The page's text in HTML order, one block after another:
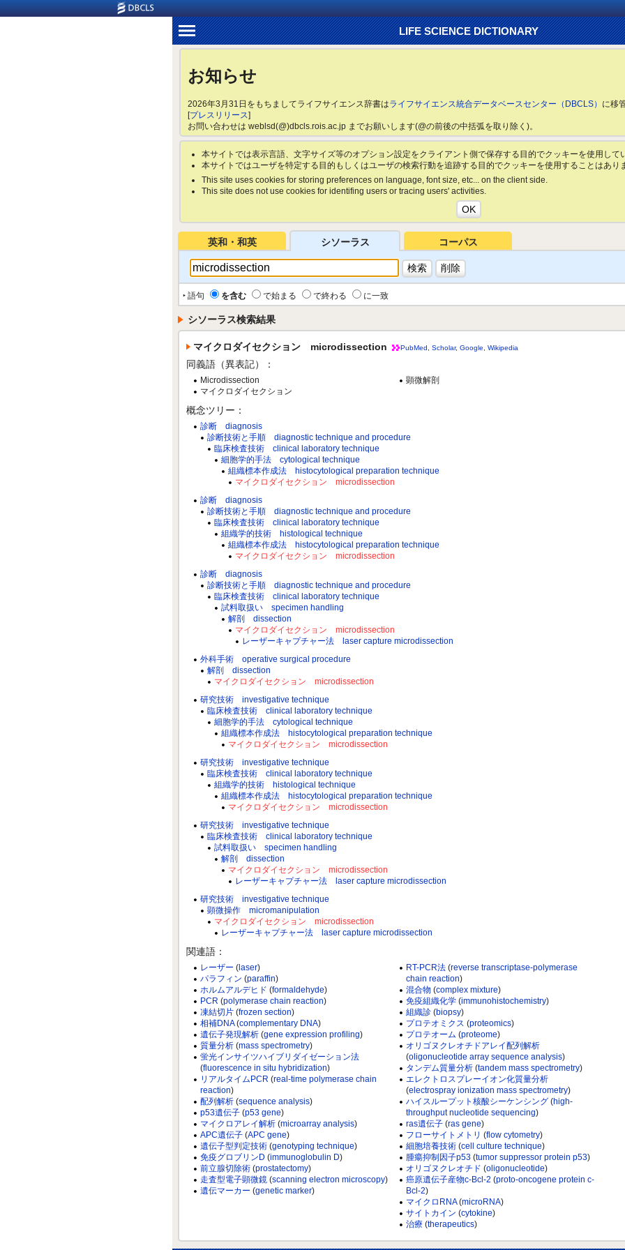
LIFE SCIENCE DICTIONARY
お知らせ
2026年3月31日をもちましてライフサイエンス辞書はライフサイエンス統合データベースセンター（DBCLS） に移
[プレスリリース]
お問い合わせは weblsd(@)dbcls.rois.ac.jp までお願いします(@の前後の中括弧を取り除く)。
本サイトでは表示言語、文字サイズ等のオプション設定をクライアント側で保存する目的でクッキーを使用して
本サイトではユーザを特定する目的もしくはユーザの検索行動を追跡する目的でクッキーを使用することはあり
This site uses cookies for storing preferences on language, font size, etc... on the client side.
This site does not use cookies for identifing users or tracing users' activities.
英和・和英 シソーラス コーパス
‣ 語句 を含む で始まる で終わる
に一致
シソーラス検索結果
マイクロダイセクション microdissection PubMed Scholar, Google Wikipedia
同義語（異表記）：
Microdissection
マイクロダイセクション
顕微解剖
概念ツリー：
診断 diagnosis
診断技術と手順 diagnostic technique and procedure
臨床検査技術 clinical laboratory technique
細胞学的手法 cytological technique
組織標本作成法 histocytological preparation technique
マイクロダイセクション microdissection
診断 diagnosis
診断技術と手順 diagnostic technique and procedure
臨床検査技術 clinical laboratory technique
組織学的技術 histological technique
組織標本作成法 histocytological preparation technique
マイクロダイセクション microdissection
診断 diagnosis
診断技術と手順 diagnostic technique and procedure
臨床検査技術 clinical laboratory technique
試料取扱い specimen handling
解剖 dissection
マイクロダイセクション microdissection
レーザーキャプチャー法 laser capture microdissection
外科手術 operative surgical procedure
解剖 dissection
マイクロダイセクション microdissection
研究技術 investigative technique
臨床検査技術 clinical laboratory technique
細胞学的手法 cytological technique
組織標本作成法 histocytological preparation technique
マイクロダイセクション microdissection
研究技術 investigative technique
臨床検査技術 clinical laboratory technique
組織学的技術 histological technique
組織標本作成法 histocytological preparation technique
マイクロダイセクション microdissection
研究技術 investigative technique
臨床検査技術 clinical laboratory technique
試料取扱い specimen handling
解剖 dissection
マイクロダイセクション microdissection
レーザーキャプチャー法 laser capture microdissection
研究技術 investigative technique
顕微操作 micromanipulation
マイクロダイセクション microdissection
レーザーキャプチャー法 laser capture microdissection
関連語：
レーザー ( laser)
パラフィン (paraffin)
ホルムアルデヒド (formaldehyde)
PCR (polymerase chain reaction)
凍結切片 (frozen section)
相補DNA(complementary DNA)
遺伝子発現解析 (gene expression profiling)
質量分析 (mass spectrometry)
蛍光インサイツハイブリダイゼーション法
(fluorescence in situ hybridization)
リアルタイムPCR (real-time polymerase chain
reaction)
配列解析 (sequence analysis)
p53遺伝子 (p53 gene)
マイクロアレイ解析 (microarray analysis)
APC遺伝子 (APC gene)
遺伝子型判定技術 (genotyping technique)
免疫グロブリンD (immunoglobulin D)
前立腺切除術 (prostatectomy)
走査型電子顕微鏡 (scanning electron microscopy)
遺伝マーカー (genetic marker)
RT-PCR法 (reverse transcriptase-polymerase
chain reaction)
混合物 (complex mixture)
免疫組織化学 (immunohistochemistry)
組織診 (biopsy)
プロテオミクス (proteomics)
プロテオーム (proteome)
オリゴヌクレオチドアレイ配列解析
(oligonucleotide array sequence analysis)
タンデム質量分析 (tandem mass spectrometry)
エレクトロスプレーイオン化質量分析
(electrospray ionization mass spectrometry)
ハイスループット核酸シーケンシング (high-
throughput nucleotide sequencing)
ras遺伝子 (ras gene)
フローサイトメトリ (flow cytometry)
細胞培養技術 (cell culture technique)
腫瘍抑制因子p53 (tumor suppressor protein p53)
オリゴヌクレオチド (oligonucleotide)
癌原遺伝子産物c-Bcl-2 (proto-oncogene protein c-
Bcl-2)
マイクロRNA(microRNA)
サイトカイン (cytokine)
治療 (therapeutics)